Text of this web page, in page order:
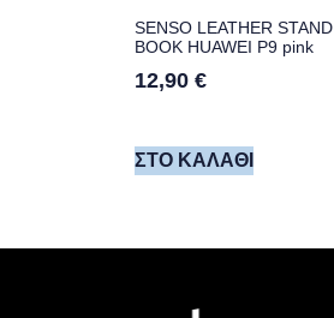
SENSO LEATHER STAND
BOOK HUAWEI P9 pink
12,90 €
ΣΤΟ ΚΑΛΆΘΙ